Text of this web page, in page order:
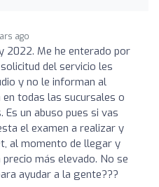
ago
2022. Me he enterado por
del servicio les
y no le informan al
todas las sucursales o
Es un abuso pues si vas
el examen a realizar y
al momento de llegar y
más elevado. No se
ayudar a la gente???